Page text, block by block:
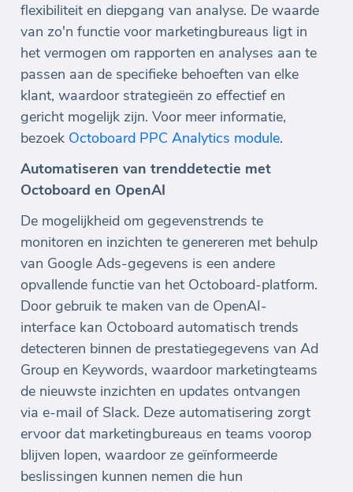
flexibiliteit en diepgang van analyse. De waarde
van zo'n functie voor marketingbureaus ligt in
het vermogen om rapporten en analyses aan te
passen aan de specifieke behoeften van elke
klant, waardoor strategieën zo effectief en
gericht mogelijk zijn. Voor meer informatie,
bezoek Octoboard PPC Analytics module.
Automatiseren van trenddetectie met
Octoboard en OpenAI
De mogelijkheid om gegevenstrends te
monitoren en inzichten te genereren met behulp
van Google Ads-gegevens is een andere
opvallende functie van het Octoboard-platform.
Door gebruik te maken van de OpenAI-
interface kan Octoboard automatisch trends
detecteren binnen de prestatiegegevens van Ad
Group en Keywords, waardoor marketingteams
de nieuwste inzichten en updates ontvangen
via e-mail of Slack. Deze automatisering zorgt
ervoor dat marketingbureaus en teams voorop
blijven lopen, waardoor ze geïnformeerde
beslissingen kunnen nemen die hun